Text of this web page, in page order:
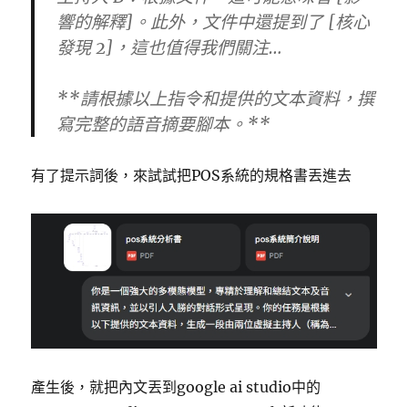
響的解釋]。此外，文件中還提到了 [核心
發現 2]，這也值得我們關注…
**請根據以上指令和提供的文本資料，撰
寫完整的語音摘要腳本。**
有了提示詞後，來試試把POS系統的規格書丟進去
產生後，就把內文丟到google ai studio中的